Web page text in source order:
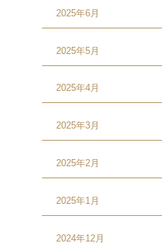
2025年6月
2025年5月
2025年4月
2025年3月
2025年2月
2025年1月
2024年12月